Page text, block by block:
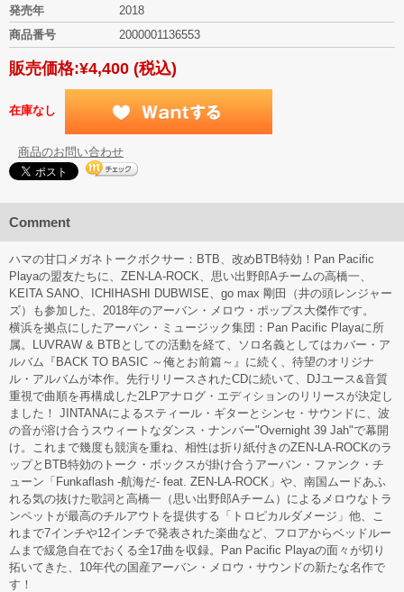
発売年
2018
商品番号
2000001136553
販売価格:¥4,400 (税込)
在庫なし
商品のお問い合わせ
Comment
ハマの甘口メガネトークボクサー：BTB、改めBTB特効！Pan Pacific
Playaの盟友たちに、ZEN-LA-ROCK、思い出野郎Aチームの高橋一、
KEITA SANO、ICHIHASHI DUBWISE、go max 剛田（井の頭レンジャー
ズ）も参加した、2018年のアーバン・メロウ・ポップス大傑作です。
横浜を拠点にしたアーバン・ミュージック集団：Pan Pacific Playaに所
属。LUVRAW & BTBとしての活動を経て、ソロ名義としてはカバー・ア
ルバム『BACK TO BASIC ～俺とお前篇～』に続く、待望のオリジナ
ル・アルバムが本作。先行リリースされたCDに続いて、DJユース&音質
重視で曲順を再構成した2LPアナログ・エディションのリリースが決定し
ました！ JINTANAによるスティール・ギターとシンセ・サウンドに、波
の音が溶け合うスウィートなダンス・ナンバー"Overnight 39 Jah"で幕開
け。これまで幾度も競演を重ね、相性は折り紙付きのZEN-LA-ROCKのラ
ップとBTB特効のトーク・ボックスが掛け合うアーバン・ファンク・チ
ューン「Funkaflash -航海だ- feat. ZEN-LA-ROCK」や、南国ムードあふ
れる気の抜けた歌詞と高橋一（思い出野郎Aチーム）によるメロウなトラ
ンペットが最高のチルアウトを提供する「トロピカルダメージ」他、こ
れまで7インチや12インチで発表された楽曲など、フロアからベッドルー
ムまで緩急自在でおくる全17曲を収録。Pan Pacific Playaの面々が切り
拓いてきた、10年代の国産アーバン・メロウ・サウンドの新たな名作で
す！